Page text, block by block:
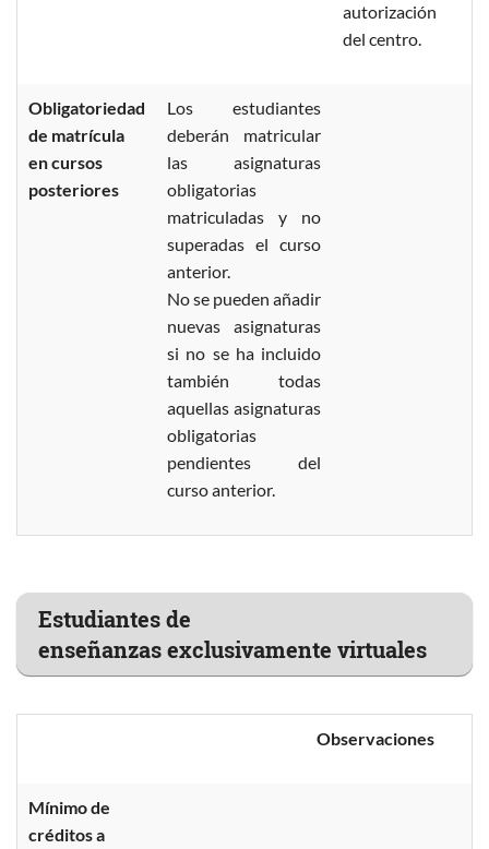
autorización
del centro.
Obligatoriedad
de matrícula
en cursos
posteriores
Los estudiantes
deberán matricular
las asignaturas
obligatorias
matriculadas y no
superadas el curso
anterior.
No se pueden añadir
nuevas asignaturas
si no se ha incluido
también todas
aquellas asignaturas
obligatorias
pendientes del
curso anterior.
Estudiantes de
enseñanzas exclusivamente virtuales
Observaciones
Mínimo de
créditos a